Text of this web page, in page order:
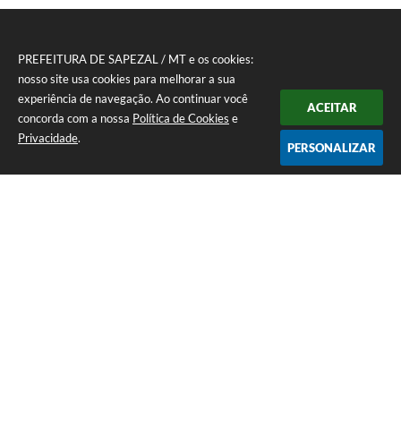
PREFEITURA DE SAPEZAL / MT e os cookies:
nosso site usa cookies para melhorar a sua
experiência de navegação. Ao continuar você
concorda com a nossa Política de Cookies e
Privacidade.
ACEITAR
PERSONALIZAR